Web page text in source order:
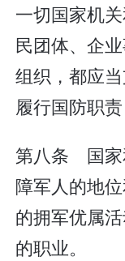
一切国家机
民团体、企
组织，都应
履行国防职
第八条 国家
障军人的地
的拥军优属
的职业。